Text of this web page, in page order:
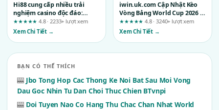
Hi88 cung cấp nhiều trải
nghiệm casino độc đáo:
Đánh giá chi tiết từ dân chơi
lâu năm
★★★★★4.8 · 2233+ lượt xem
Xem Chi Tiết →
iwin.uk.com Cập Nhật Kèo
Vòng Bảng World Cup 2026 –
Bạn Đã Sẵn Sàng Chưa?
★★★★★4.8 · 3240+ lượt xem
Xem Chi Tiết →
BẠN CÓ THỂ THÍCH
🎰 Jbo Tong Hop Cac Thong Ke Noi Bat Sau Moi Vong
Dau Goc Nhin Tu Dan Choi Thuc Chien BTvnpi
🎰 Doi Tuyen Nao Co Hang Thu Chac Chan Nhat World